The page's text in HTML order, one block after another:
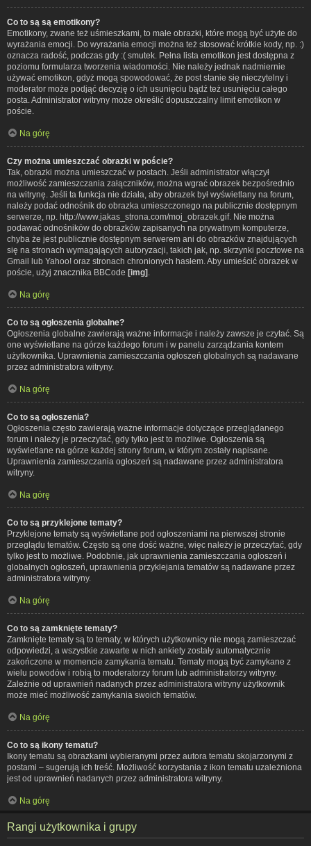
Co to są są emotikony?
Emotikony, zwane też uśmieszkami, to małe obrazki, które mogą być użyte do
wyrażania emocji. Do wyrażania emocji można też stosować krótkie kody, np. :)
oznacza radość, podczas gdy :( smutek. Pełna lista emotikon jest dostępna z
poziomu formularza tworzenia wiadomości. Nie należy jednak nadmiernie
używać emotikon, gdyż mogą spowodować, że post stanie się nieczytelny i
moderator może podjąć decyzję o ich usunięciu bądź też usunięciu całego
posta. Administrator witryny może określić dopuszczalny limit emotikon w
poście.
Na górę
Czy można umieszczać obrazki w poście?
Tak, obrazki można umieszczać w postach. Jeśli administrator włączył
możliwość zamieszczania załączników, można wgrać obrazek bezpośrednio
na witrynę. Jeśli ta funkcja nie działa, aby obrazek był wyświetlany na forum,
należy podać odnośnik do obrazka umieszczonego na publicznie dostępnym
serwerze, np. http://www.jakas_strona.com/moj_obrazek.gif. Nie można
podawać odnośników do obrazków zapisanych na prywatnym komputerze,
chyba że jest publicznie dostępnym serwerem ani do obrazków znajdujących
się na stronach wymagających autoryzacji, takich jak, np. skrzynki pocztowe na
Gmail lub Yahoo! oraz stronach chronionych hasłem. Aby umieścić obrazek w
poście, użyj znacznika BBCode [img]
Na górę
Co to są ogłoszenia globalne?
Ogłoszenia globalne zawierają ważne informacje i należy zawsze je czytać. Są
one wyświetlane na górze każdego forum i w panelu zarządzania kontem
użytkownika. Uprawnienia zamieszczania ogłoszeń globalnych są nadawane
przez administratora witryny.
Na górę
Co to są ogłoszenia?
Ogłoszenia często zawierają ważne informacje dotyczące przeglądanego
forum i należy je przeczytać, gdy tylko jest to możliwe. Ogłoszenia są
wyświetlane na górze każdej strony forum, w którym zostały napisane.
Uprawnienia zamieszczania ogłoszeń są nadawane przez administratora
witryny.
Na górę
Co to są przyklejone tematy?
Przyklejone tematy są wyświetlane pod ogłoszeniami na pierwszej stronie
przeglądu tematów. Często są one dość ważne, więc należy je przeczytać, gdy
tylko jest to możliwe. Podobnie, jak uprawnienia zamieszczania ogłoszeń i
globalnych ogłoszeń, uprawnienia przyklejania tematów są nadawane przez
administratora witryny.
Na górę
Co to są zamknięte tematy?
Zamknięte tematy są to tematy, w których użytkownicy nie mogą zamieszczać
odpowiedzi, a wszystkie zawarte w nich ankiety zostały automatycznie
zakończone w momencie zamykania tematu. Tematy mogą być zamykane z
wielu powodów i robią to moderatorzy forum lub administratorzy witryny.
Zależnie od uprawnień nadanych przez administratora witryny użytkownik
może mieć możliwość zamykania swoich tematów.
Na górę
Co to są ikony tematu?
Ikony tematu są obrazkami wybieranymi przez autora tematu skojarzonymi z
postami – sugerują ich treść. Możliwość korzystania z ikon tematu uzależniona
jest od uprawnień nadanych przez administratora witryny.
Na górę
Rangi użytkownika i grupy